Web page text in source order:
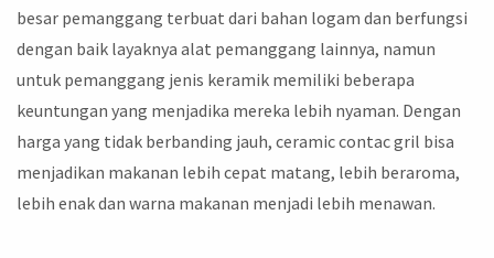
besar pemanggang terbuat dari bahan logam dan berfungsi
dengan baik layaknya alat pemanggang lainnya, namun
untuk pemanggang jenis keramik memiliki beberapa
keuntungan yang menjadika mereka lebih nyaman. Dengan
harga yang tidak berbanding jauh, ceramic contac gril bisa
menjadikan makanan lebih cepat matang, lebih beraroma,
lebih enak dan warna makanan menjadi lebih menawan.